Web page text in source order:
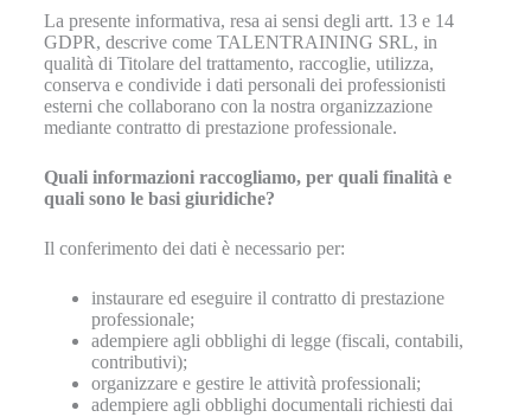
La presente informativa, resa ai sensi degli artt. 13 e 14
GDPR, descrive come TALENTRAINING SRL, in
qualità di Titolare del trattamento, raccoglie, utilizza,
conserva e condivide i dati personali dei professionisti
esterni che collaborano con la nostra organizzazione
mediante contratto di prestazione professionale.
Quali informazioni raccogliamo, per quali finalità e
quali sono le basi giuridiche?
Il conferimento dei dati è necessario per:
instaurare ed eseguire il contratto di prestazione
professionale;
adempiere agli obblighi di legge (fiscali, contabili,
contributivi);
organizzare e gestire le attività professionali;
adempiere agli obblighi documentali richiesti dai